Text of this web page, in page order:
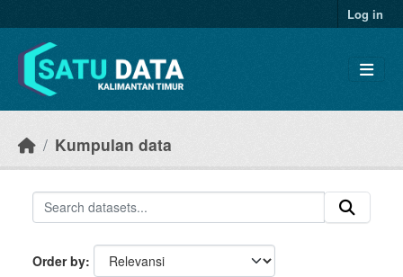
Log in
Kumpulan data
Order by